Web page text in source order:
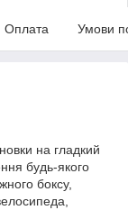
Оплата Умови
на гладкий
будь-якого
боксу,